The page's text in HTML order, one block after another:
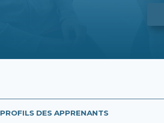
PROFILS DES APPRENANTS